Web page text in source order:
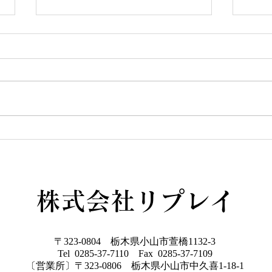
YUIE
この度リプレイとLIXIL研究所が
い注文住宅でもなく、コスト重視
格住宅です 今なら３棟限定でモ
ニター棟を募集しており、１００
♩７月の週末にはY
株式会社リプレイ
〒323-0804 栃木県小山市萱橋1132-3
Tel 0285-37-7110 Fax 0285-37-7109
〔営業所〕〒323-0806 栃木県小山市中久喜1-18-1